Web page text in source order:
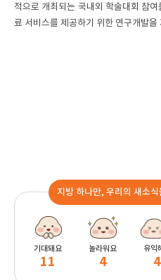
적으로 개최되는 국내외 학술대회 참
료 서비스를 제공하기 위한 연구개발
지방 하나만, 우리의 새소
기대돼요
11
놀라워요
4
유익
4